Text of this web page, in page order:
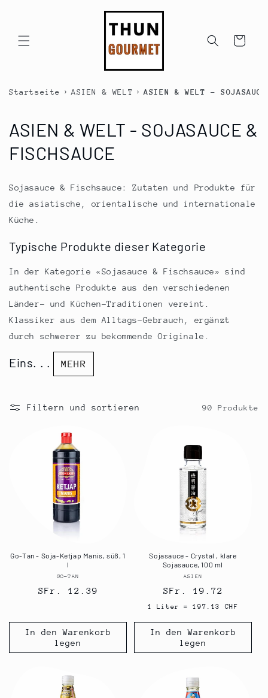
Warenkorb
Startseite › ASIEN & WELT › ASIEN & WELT -
K
a
e
g
o
r
i
e
:
ASIEN & WELT - SOJASAUCE &
FISCHSAUCE
Sojasauce & Fischsauce: Zutaten und Produkte für
die asiatische, orientalische und internationale
Küche.
Typische Produkte dieser Kategorie
In der Kategorie «Sojasauce & Fischsauce» sind
authentische Produkte aus den verschiedenen
Länder- und Küchen-Traditionen vereint.
Klassiker aus dem Alltags-Gebrauch, ergänzt
durch schwerer zu bekommende Originale.
Eins. . . MEHR
Filtern und sortieren 90 Produkte
Go-Tan - Soja-Ketjap Manis, süß, 1
l
Anbieter:
GO-TAN
Normaler
SFr. 12.39
In den Warenkorb
legen
Sojasauce - Crystal , klare
Sojasauce, 100 ml
Anbieter:
ASIEN
Normaler
Preis
SFr. 19.72
1 Liter = 197.13 CHF
In den Warenkorb
legen